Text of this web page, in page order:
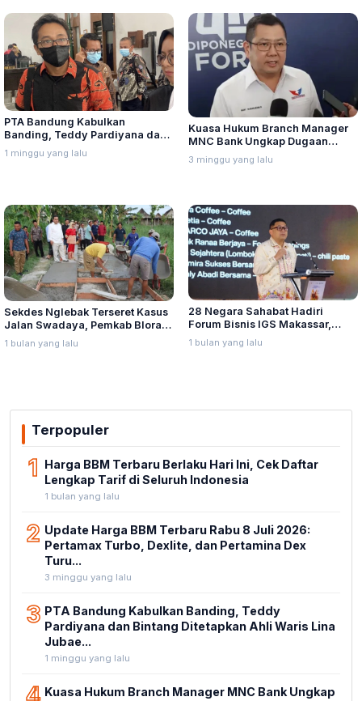
PTA Bandung Kabulkan
Banding, Teddy Pardiyana dan
Bintang Ditetapkan Ahli Waris
Lina Jubaedah
1 minggu yang lalu
Kuasa Hukum Branch Manager
MNC Bank Ungkap Dugaan
Penganiayaan oleh Hary Tanoe
di MNC Towe
3 minggu yang lalu
Sekdes Nglebak Terseret Kasus
Jalan Swadaya, Pemkab Blora
Sebut Pendampingan Hukum
Bukan Kewenangannya
1 bulan yang lalu
28 Negara Sahabat Hadiri
Forum Bisnis IGS Makassar,
Munafri Tawarkan Investasi
Stadion Untia
1 bulan yang lalu
Terpopuler
1 Harga BBM Terbaru Berlaku Hari Ini, Cek Daftar
Lengkap Tarif di Seluruh Indonesia
1 bulan yang lalu
2 Update Harga BBM Terbaru Rabu 8 Juli 2026:
Pertamax Turbo, Dexlite, dan Pertamina Dex
Turu...
3 minggu yang lalu
3 PTA Bandung Kabulkan Banding, Teddy
Pardiyana dan Bintang Ditetapkan Ahli Waris Lina
Jubae...
1 minggu yang lalu
Kuasa Hukum Branch Manager MNC Bank Ungkap